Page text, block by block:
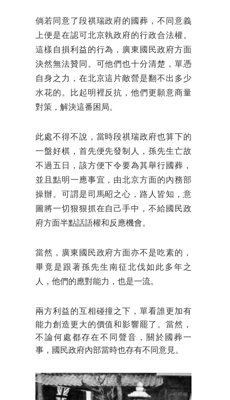
倘若同意了段祺瑞政府的國葬，不同意義
上便是在認可北京執政府的行政合法權。
這樣自損利益的行為，廣東國民政府方面
決然無法贊同。可他們也十分清楚，單憑
自身之力，在北京這片敵營是翻不出多少
水花的。比起明裡反抗，他們更願意商量
對策，解決這番困局。
此處不得不說，當時段祺瑞政府也算下的
一盤好棋，首先便先發制人，孫先生亡故
不過五日，該方便下令要為其舉行國葬，
並且點明一應事宜，由北京方面的內務部
操辦。可謂是司馬昭之心，路人皆知，意
圖將一切狠狠抓在自己手中，不給國民政
府方面半點話語權和反應機會。
當然，廣東國民政府方面亦不是吃素的，
畢竟是跟著孫先生南征北伐如此多年之
人，他們的應對能力，也是一流。
兩方利益的互相碰撞之
下，單看誰更加有
能力創造更大的價值和影響罷了。當然，
不論何處都存在不同聲音，關於國葬一
事，國民政府內部當時也存有不同意見。